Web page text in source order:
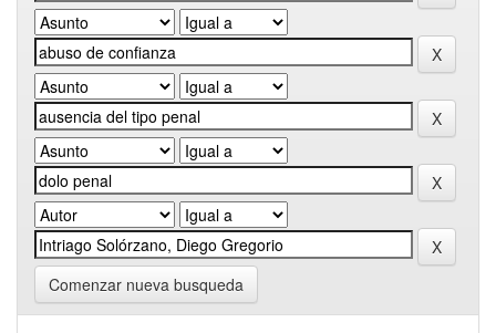
Comenzar nueva busqueda